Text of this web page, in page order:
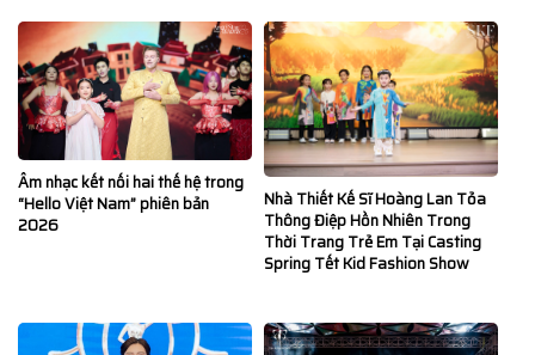
Âm nhạc kết nối hai thế hệ trong
“Hello Việt Nam” phiên bản
2026
Nhà Thiết Kế Sĩ Hoàng Lan Tỏa
Thông Điệp Hồn Nhiên Trong
Thời Trang Trẻ Em Tại Casting
Spring Tết Kid Fashion Show